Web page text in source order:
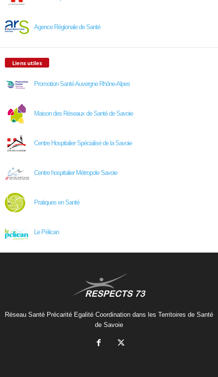
Agence Régionale de Santé
Liens utiles
Promotion Santé Auvergne Rhône-Alpes
Maison des Réseaux de Santé de Savoie
Centre Hospitalier Spécialisé de la Savoie
Centre hospitalier Métropole Savoie
Pratiques en Santé
Le Pélican
Réseau Santé Précarité Egalité Coordination dans les Territoires de Santé
de Savoie